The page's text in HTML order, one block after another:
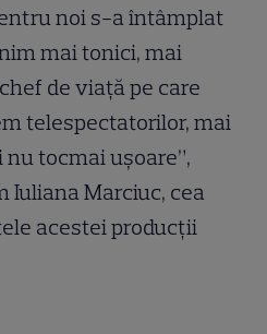
noi s-a întâmplat
mai tonici, mai
de viaţă pe care
telespectatorilor, mai
tocmai uşoare”,
Iuliana Marciuc, cea
acestei producţii